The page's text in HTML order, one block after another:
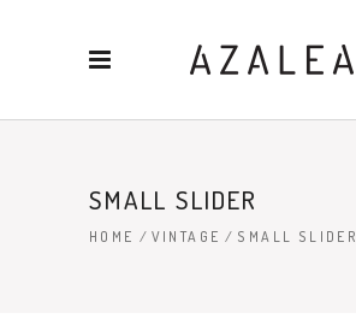
SMALL SLIDER
HOME / VINTAGE / SMALL SLIDER